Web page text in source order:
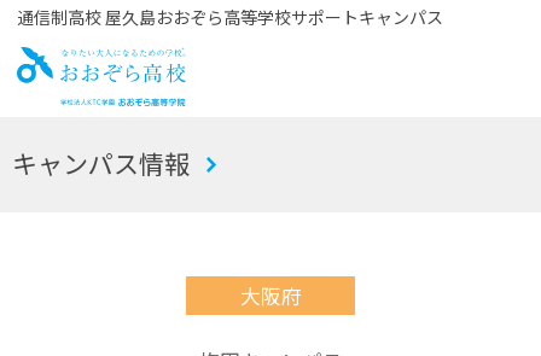
通信制高校 屋久島おおぞら高等学校サポートキャンパス
お
キャンパス情報
大阪府